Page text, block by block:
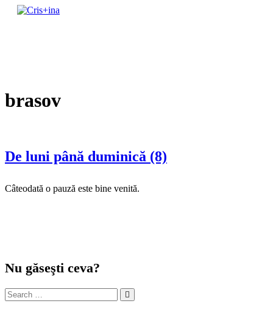
Skip
brasov
De luni până duminică (8)
Câteodată o pauză este bine venită.
Nu găseşti ceva?